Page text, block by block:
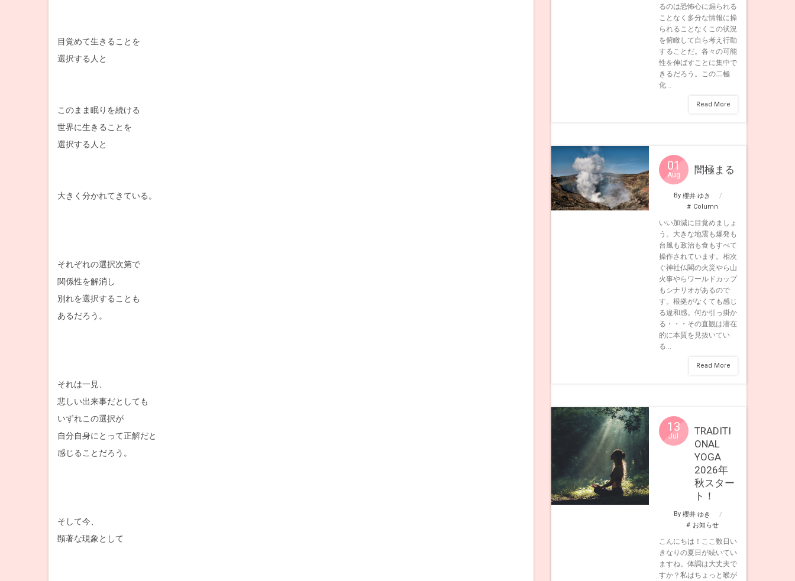
目覚めて生きることを
選択する人と
このまま眠りを続ける
世界に生きることを
選択する人と
大きく分かれてきている。
それぞれの選択次第で
関係性を解消し
別れを選択することも
あるだろう。
それは一見、
悲しい出来事だとしても
いずれこの選択が
自分自身にとって正解だと
感じることだろう。
そして今、
顕著な現象として
るのは恐怖心に煽られる
ことなく多分な情報に操
られることなくこの状況
を俯瞰して自ら考え行動
することだ。各々の可能
性を伸ばすことに集中で
きるだろう。この二極
化...
Read More
01
Aug 闇極まる
By 櫻井 ゆき
Column
いい加減に目覚めましょ
う。大きな地震も爆発も
台風も政治も食もすべて
操作されています。相次
ぐ神社仏閣の火災やら山
火事やらワールドカップ
もシナリオがあるので
す。根拠がなくても感じ
る違和感。何か引っ掛か
る・・・その直観は潜在
的に本質を見抜いてい
る...
Read More
13
Jul
TRADITI
ONAL
YOGA
2026年
秋スター
ト！
By 櫻井 ゆき
お知らせ
こんにちは！ここ数日い
きなりの夏日が続いてい
ますね。体調は大丈夫で
すか？私はちょっと喉が